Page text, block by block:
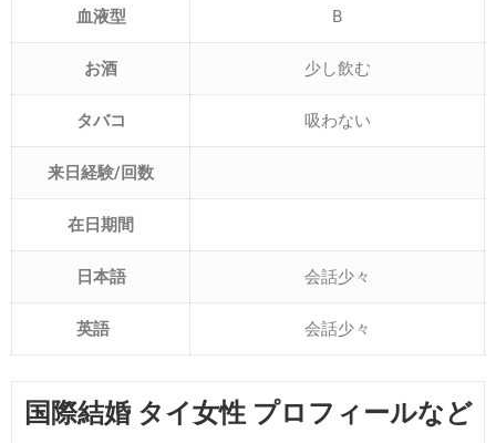
血液型 B
お酒 少し飲む
タバコ 吸わない
来日経験/回数
在日期間
日本語 会話少々
英語 会話少々
国際結婚 タイ女性 プロフィールなど